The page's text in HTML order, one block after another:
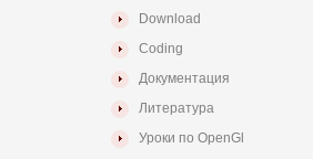
Download
Coding
Документация
Литература
Уроки по OpenGl